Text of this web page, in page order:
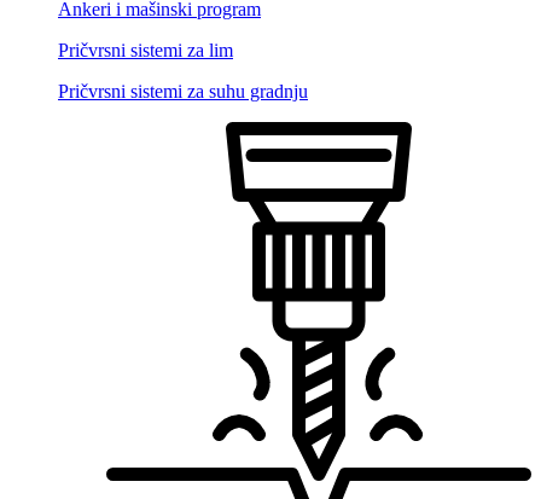
Ankeri i mašinski program
Pričvrsni sistemi za lim
Pričvrsni sistemi za suhu gradnju